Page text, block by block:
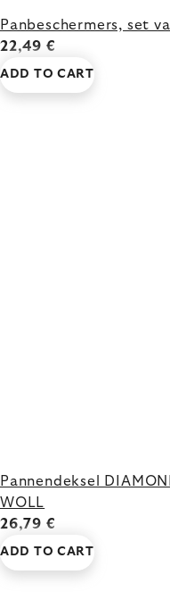
Panbeschermers, set
22,49 €
ADD TO CART
Pannendeksel
WOLL
26,79 €
ADD TO CART